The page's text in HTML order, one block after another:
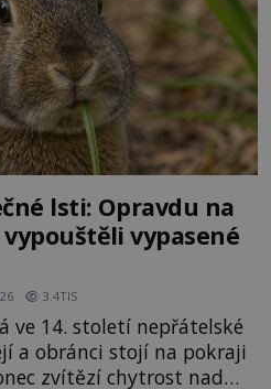
lsti: Opravdu na
vypasené
3.4TIS
ve 14. století nepřátelské
a obránci stojí na pokraji
zvítězí chytrost nad